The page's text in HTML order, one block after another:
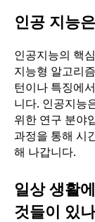
인공 지능
인공지능의 핵
지능형 알고리
턴이나 특징에
니다. 인공지능
위한 연구 분야
과정을 통해 시
해 나갑니다.
일상 생활
것들이 있